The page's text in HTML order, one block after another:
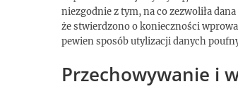
niezgodnie z tym, na co zezwoliła
że stwierdzono o konieczności
pewien sposób utylizacji danych
Przechowywanie i